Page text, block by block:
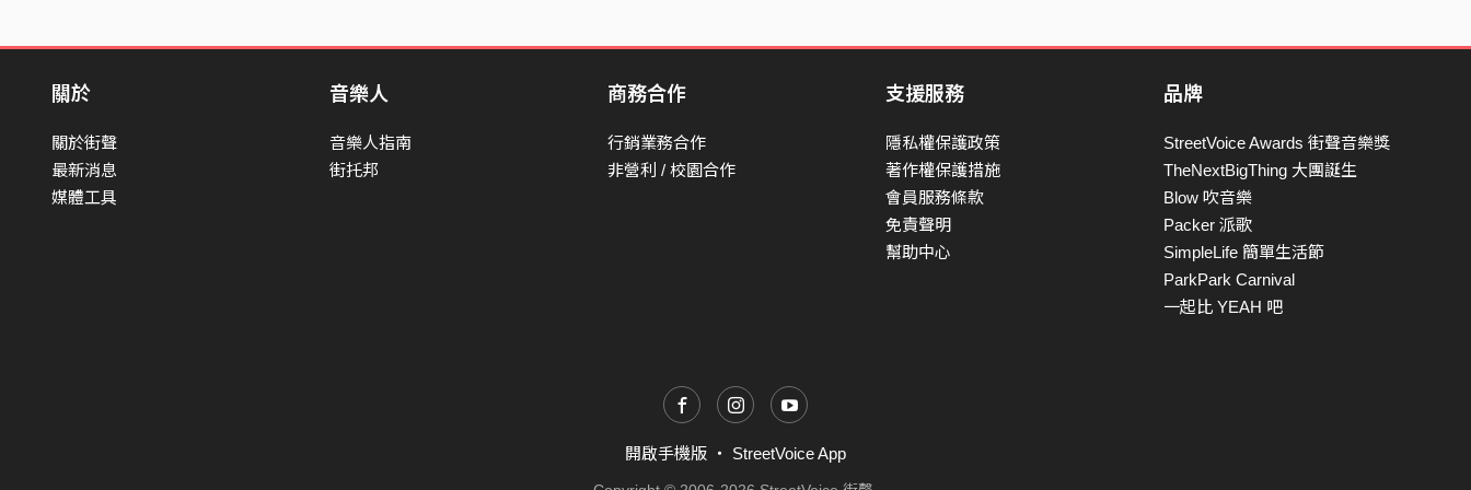
關於
關於街聲
最新消息
媒體工具
音樂人
音樂人指南
街托邦
商務合作
行銷業務合作
非營利 / 校園合作
支援服務
隱私權保護政策
著作權保護措施
會員服務條款
免責聲明
幫助中心
品牌
StreetVoice Awards 街聲音樂獎
TheNextBigThing 大團誕生
Blow 吹音樂
Packer 派歌
SimpleLife 簡單生活節
ParkPark Carnival
一起比 YEAH 吧
開啟手機版 ・ StreetVoice App